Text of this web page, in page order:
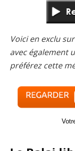
Voici en exclu
avec également
préférez cette